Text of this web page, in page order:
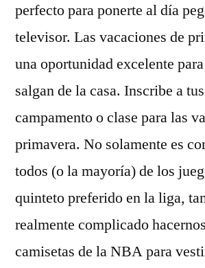
perfecto para ponerte al día
televisor. Las vacaciones de
una oportunidad excelente
salgan de la casa. Inscribe a
campamento o clase para las
primavera. No solamente es
todos (o la mayoría) de los
quinteto preferido en la liga,
realmente complicado
camisetas de la NBA para